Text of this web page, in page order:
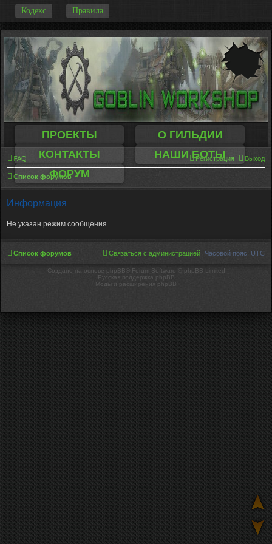
Кодекс Правила
ПРОЕКТЫ
О ГИЛЬДИИ
КОНТАКТЫ
НАШИ БОТЫ
ФОРУМ
FAQ Выход
Регистрация
Список форумов
Информация
Не указан режим сообщения.
Список форумов Часовой пояс: UTC
Связаться с администрацией
Создано на основе phpBB® Forum Software © phpBB Limited
Русская поддержка phpBB
Моды и расширения phpBB